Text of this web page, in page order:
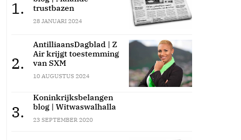
1.
trustbazen
28 JANUARI 2024
2.
AntilliaansDagblad | Z
Air krijgt toestemming
van SXM
10 AUGUSTUS 2024
3.
Koninkrijksbelangen
blog | Witwaswalhalla
23 SEPTEMBER 2020